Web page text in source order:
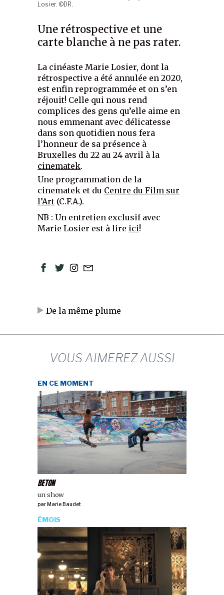
Losier. ©DR.
Une rétrospective et une
carte blanche à ne pas rater.
La cinéaste Marie Losier, dont la
rétrospective a été annulée en 2020,
est enfin reprogrammée et on s’en
réjouit! Celle qui nous rend
complices des gens qu’elle aime en
nous emmenant avec délicatesse
dans son quotidien nous fera
l’honneur de sa présence à
Bruxelles du 22 au 24 avril à la
cinematek.
Une programmation de la
cinematek et du Centre du Film sur
l’Art (C.F.A.).
NB : Un entretien exclusif avec
Marie Losier est à lire ici!
De la même plume
VOUS AIMEREZ AUSSI
BETON
un show
EN CE MOMENT
parMarie Baudet
ÉMOIS